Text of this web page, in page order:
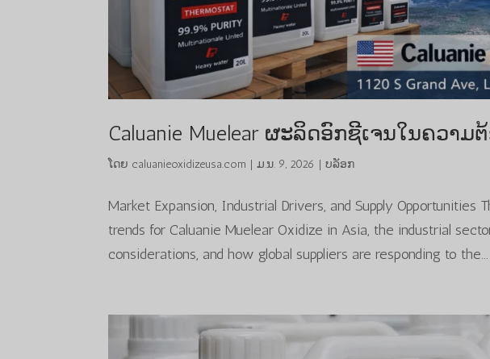
Caluanie Muelear ຜະລິດອົກຊີເຈນໃນຄວາມ
ໂດຍ caluanieoxidizeusa.com |ມ.ນ. 9, 2026 |ບລັອກ
Market Expansion, Industrial Drivers, and Supply
trends for Caluanie Muelear Oxidize in Asia, the industrial
considerations, and how global suppliers are responding to the...